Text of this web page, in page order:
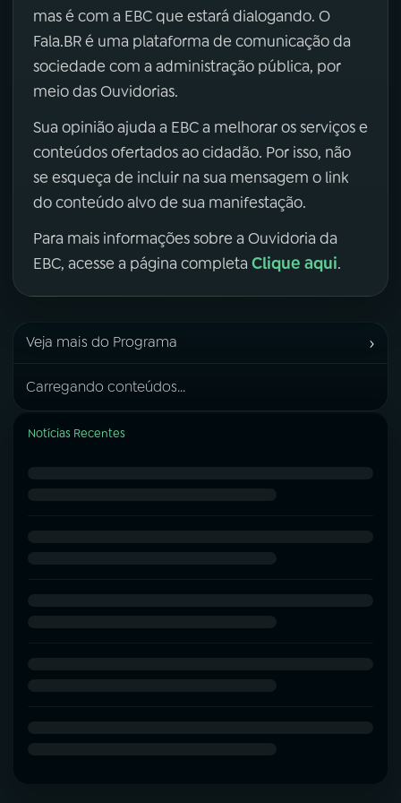
mas é com a EBC que estará dialogando. O
Fala.BR é uma plataforma de comunicação da
sociedade com a administração pública, por
meio das Ouvidorias.
Sua opinião ajuda a EBC a melhorar os serviços e
conteúdos ofertados ao cidadão. Por isso, não
se esqueça de incluir na sua mensagem o link
do conteúdo alvo de sua manifestação.
Para mais informações sobre a Ouvidoria da
EBC, acesse a página completa Clique aqui.
Veja mais do Programa ›
Carregando conteúdos...
Notícias Recentes